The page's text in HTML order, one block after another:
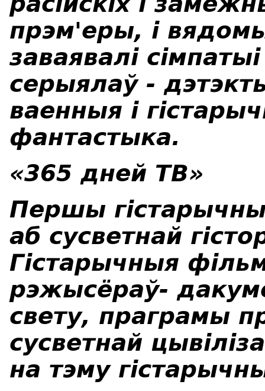
прэм'еры, і
заваявалі
серыялаў -
ваенныя і
фантастыка.
«365 дней ТВ»
Першы гістарычны
аб сусветнай
Гістарычныя
рэжысёраў-
свету, праграмы
сусветнай
на тэму